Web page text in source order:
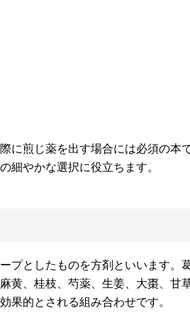
に煎じ薬を出す場合には必須の本
細やかな選択に役立ちます。
プとしたものを方剤といいます。
黄、桂枝、芍薬、生姜、大棗、甘
果的とされる組み合わせです。